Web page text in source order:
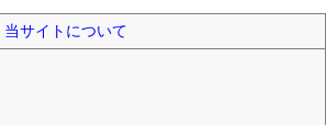
当サイトについて